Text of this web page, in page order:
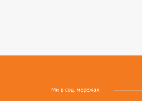
Ми в соц. мережах